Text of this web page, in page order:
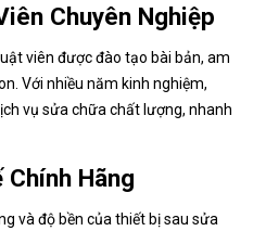
Chuyên Nghiệp
viên được đào tạo bài bản, am
Với nhiều năm kinh nghiệm,
vụ sửa chữa chất lượng, nhanh
Chính Hãng
và độ bền của thiết bị sau sửa